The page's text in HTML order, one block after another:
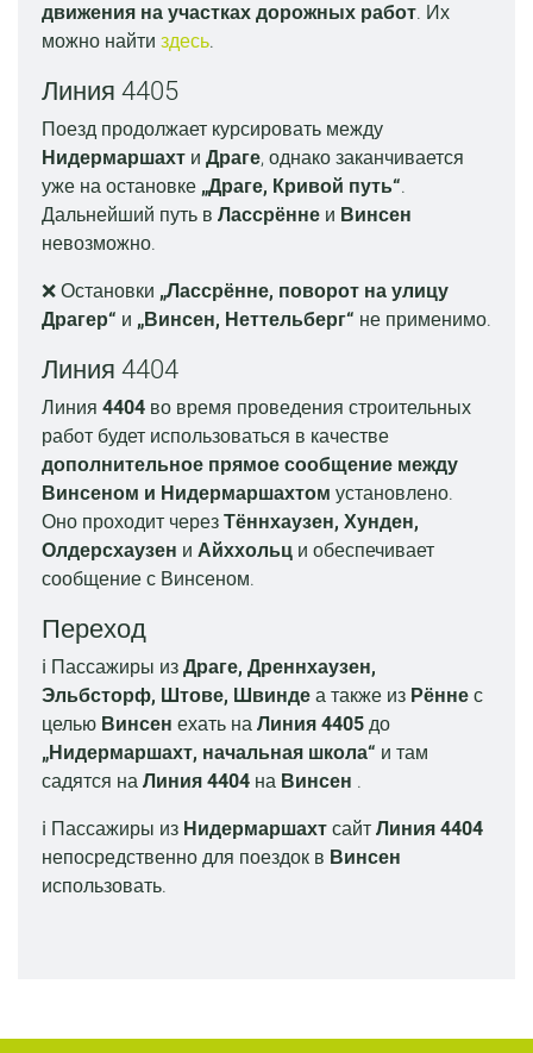
движения на участках дорожных работ. Их
можно найти здесь.
Линия 4405
Поезд продолжает курсировать между
Нидермаршахт и Драге, однако заканчивается
уже на остановке „Драге, Кривой путь“.
Дальнейший путь в Лассрённе и Винсен
невозможно.
❌ Остановки „Лассрённе, поворот на улицу
Драгер“ и „Винсен, Неттельберг“ не применимо.
Линия 4404
Линия 4404 во время проведения строительных
работ будет использоваться в качестве
дополнительное прямое сообщение между
Винсеном и Нидермаршахтом установлено.
Оно проходит через Тённхаузен, Хунден,
Олдерсхаузен и Айххольц и обеспечивает
сообщение с Винсеном.
Переход
ℹ️ Пассажиры из Драге, Дреннхаузен,
Эльбсторф, Штове, Швинде а также из Рённе с
целью Винсен ехать на Линия 4405 до
„Нидермаршахт, начальная школа“ и там
садятся на Линия 4404 на Винсен .
ℹ️ Пассажиры из Нидермаршахт сайт Линия 4404
непосредственно для поездок в Винсен
использовать.